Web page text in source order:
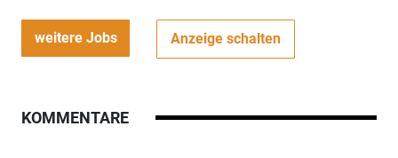
weitere Jobs Anzeige schalten
KOMMENTARE